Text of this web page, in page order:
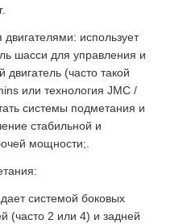
использует
шасси для управления и
двигатель (часто такой
или технология JMC /
системы подметания и
стабильной и
мощности;.
системой боковых
(часто 2 или 4) и задней